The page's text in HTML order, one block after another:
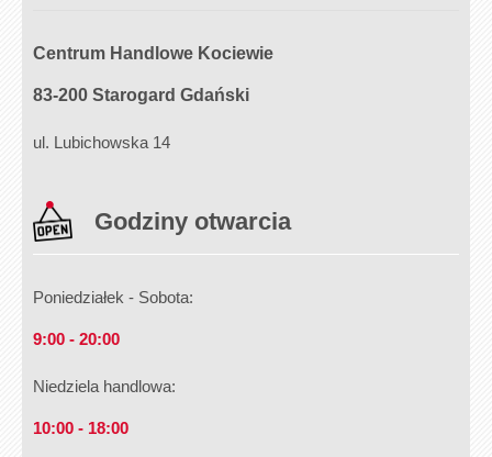
Centrum Handlowe Kociewie
83-200 Starogard Gdański
ul. Lubichowska 14
Godziny otwarcia
Poniedziałek - Sobota:
9:00 - 20:00
Niedziela handlowa:
10:00 - 18:00